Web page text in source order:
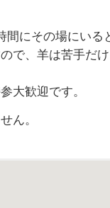
間にその場にいる
で、羊は苦手だ
大歓迎です。
ん。